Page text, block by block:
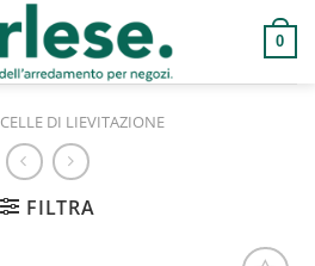
0
CELLE DI LIEVITAZIONE
FILTRA